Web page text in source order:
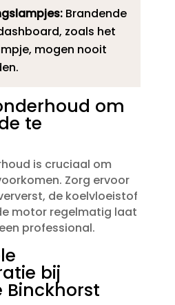
Brandende
zoals het
mogen nooit
om
te
is cruciaal om
Zorg ervoor
de koelvloeistof
motor regelmatig laat
professional.​
bij